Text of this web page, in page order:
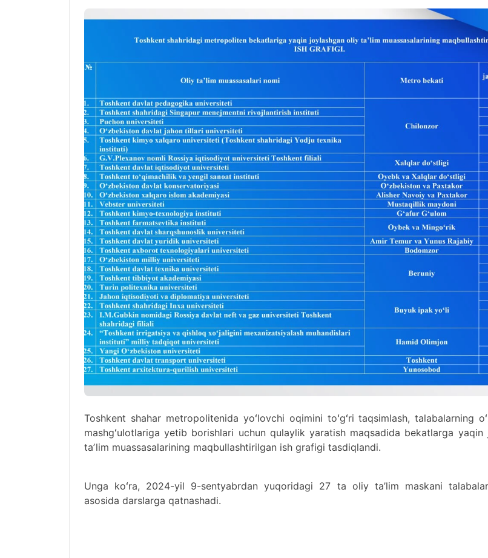
Toshkent shahar metropolitenida yoʻlovchi oqimini toʻgʻri taqsimlash, talabalarning
mashgʻulotlariga yetib borishlari uchun qulaylik yaratish maqsadida bekatlarga yaqin
taʼlim muassasalarining maqbullashtirilgan ish grafigi tasdiqlandi.
Unga koʻra, 2024-yil 9-sentyabrdan yuqoridagi 27 ta oliy ta’lim maskani
asosida darslarga qatnashadi.